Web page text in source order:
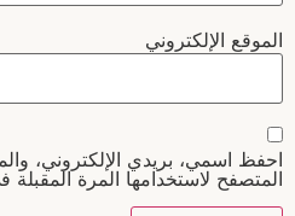
الموقع الإلكتروني
احفظ اسمي، بريدي الإلكتروني،
المتصفح لاستخدامها المرة المقبلة